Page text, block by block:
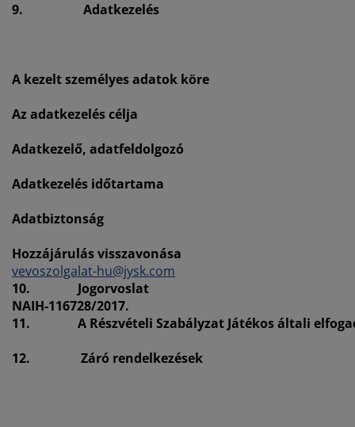
9. Adatkezelés
A kezelt személyes adatok köre
Az adatkezelés célja
Adatkezelő, adatfeldolgozó
Adatkezelés időtartama
Adatbiztonság
Hozzájárulás visszavonása
vevoszolgalat-hu@jysk.com
10. Jogorvoslat
NAIH-116728/2017.
11. A Részvételi Szabályzat Játékos általi
12. Záró rendelkezések